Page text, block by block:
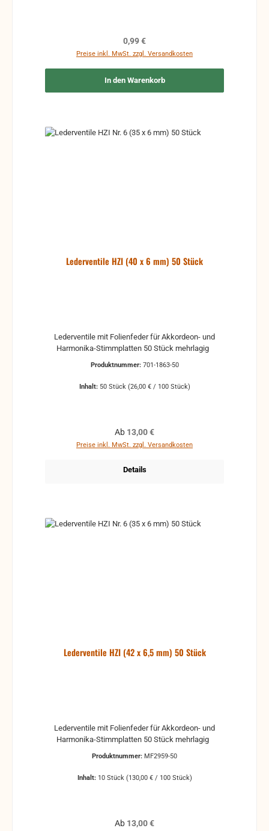
Regulärer Preis:
0,99 €
Preise inkl. MwSt. zzgl. Versandkosten
In den Warenkorb
Lederventile HZI (40 x 6 mm) 50 Stück
Lederventile mit Folienfeder für Akkordeon- und
Produktnummer: 701-1863-50
Inhalt: 50 Stück (26,00 € / 100 Stück)
Regulärer Preis:
Ab 13,00 €
Preise inkl. MwSt. zzgl. Versandkosten
Details
Lederventile HZI (42 x 6,5 mm) 50 Stück
Lederventile mit Folienfeder für Akkordeon- und
Produktnummer: MF2959-50
Inhalt: 10 Stück (130,00 € / 100 Stück)
Regulärer Preis:
Ab 13,00 €